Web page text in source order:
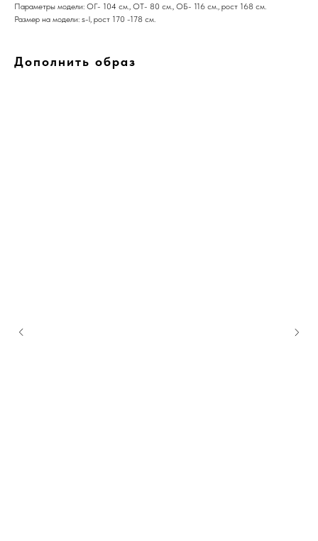
Параметры модели: ОГ- 104 см., ОТ- 80 см., ОБ- 116 см., рост 168 см.
Размер на модели: s-l, рост 170 -178 см.
Дополнить образ